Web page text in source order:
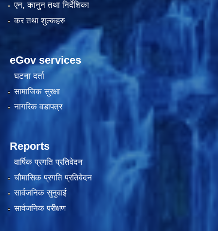
एन, कानुन तथा निर्देशिका
कर तथा शुल्कहरु
eGov services
घटना दर्ता
सामाजिक सुरक्षा
नागरिक वडापत्र
Reports
वार्षिक प्रगति प्रतिवेदन
चौमासिक प्रगति प्रतिवेदन
सार्वजनिक सुनुवाई
सार्वजनिक परीक्षण